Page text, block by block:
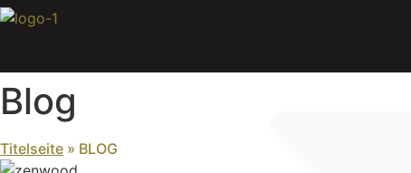
Zum
Inhalt
Blog
Titelseite » BLOG